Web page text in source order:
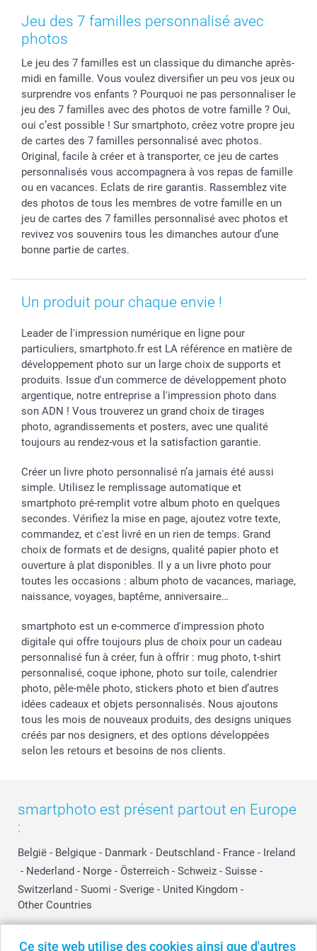
Ce site web utilise des cookies ainsi que d'autres
Coques smartphone
Stickers & Etiquettes
Dénicheur d'idées cadeau
Fête des Mères
Fête des Pères
Baptême
Toussaint
Rentrée des classes
Saint-Valentin
Vacances
Droit de rétraction
Plaintes
Gestion des cookies
Partenariats & Influence
Investisseurs
Aide
smartbonus
Livraison
Modes de paiement
Grandes quantités
Statut de ma commande
Jeu des 7 familles personnalisé avec
photos
Le jeu des 7 familles est un classique du dimanche après-
midi en famille. Vous voulez diversifier un peu vos jeux ou
surprendre vos enfants ? Pourquoi ne pas personnaliser le
jeu des 7 familles avec des photos de votre famille ? Oui,
oui c’est possible ! Sur smartphoto, créez votre propre jeu
de cartes des 7 familles personnalisé avec photos.
Original, facile à créer et à transporter, ce jeu de cartes
personnalisés vous accompagnera à vos repas de famille
ou en vacances. Eclats de rire garantis. Rassemblez vite
des photos de tous les membres de votre famille en un
jeu de cartes des 7 familles personnalisé avec photos et
revivez vos souvenirs tous les dimanches autour d’une
bonne partie de cartes.
Un produit pour chaque envie !
Leader de l'impression numérique en ligne pour
particuliers, smartphoto.fr est LA référence en matière de
développement photo sur un large choix de supports et
produits. Issue d'un commerce de développement photo
argentique, notre entreprise a l'impression photo dans
son ADN ! Vous trouverez un grand choix de tirages
photo, agrandissements et posters, avec une qualité
toujours au rendez-vous et la satisfaction garantie.
Créer un livre photo personnalisé n’a jamais été aussi
simple. Utilisez le remplissage automatique et
smartphoto pré-remplit votre album photo en quelques
secondes. Vérifiez la mise en page, ajoutez votre texte,
commandez, et c'est livré en un rien de temps. Grand
choix de formats et de designs, qualité papier photo et
ouverture à plat disponibles. Il y a un livre photo pour
toutes les occasions : album photo de vacances, mariage,
naissance, voyages, baptême, anniversaire…
smartphoto est un e-commerce d'impression photo
digitale qui offre toujours plus de choix pour un cadeau
personnalisé fun à créer, fun à offrir : mug photo, t-shirt
personnalisé, coque iphone, photo sur toile, calendrier
photo, pêle-mêle photo, stickers photo et bien d’autres
idées cadeaux et objets personnalisés. Nous ajoutons
tous les mois de nouveaux produits, des designs uniques
créés par nos designers, et des options développées
selon les retours et besoins de nos clients.
smartphoto est présent partout en Europe
:
België - Belgique - Danmark - Deutschland - France - Ireland
- Nederland - Norge - Österreich - Schweiz - Suisse -
Switzerland - Suomi - Sverige - United Kingdom -
Other Countries